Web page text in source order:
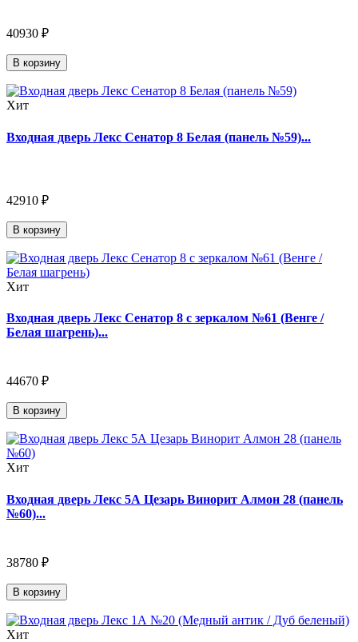
40930 ₽
В корзину
Хит
Входная дверь Лекс Сенатор 8 Белая (панель №59)...
42910 ₽
В корзину
Хит
Входная дверь Лекс Сенатор 8 с зеркалом №61 (Венге /
Белая шагрень)...
44670 ₽
В корзину
Хит
Входная дверь Лекс 5А Цезарь Винорит Алмон 28 (панель
№60)...
38780 ₽
В корзину
Хит